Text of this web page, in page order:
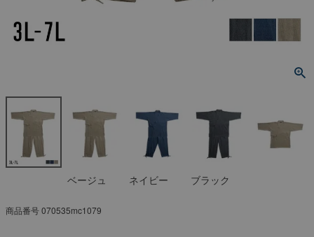
ベージュ ネイビー ブラック
商品番号070535mc1079